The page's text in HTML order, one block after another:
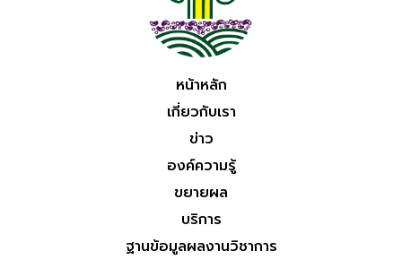
หน้าหลัก
เกี่ยวกับเรา
ข่าว
องค์ความรู้
ขยายผล
บริการ
ฐานข้อมูลผลงานวิชาการ